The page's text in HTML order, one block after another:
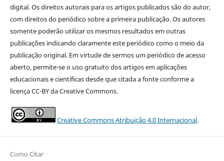
digital. Os direitos autorais para os artigos publicados são do autor,
com direitos do periódico sobre a primeira publicação. Os autores
somente poderão utilizar os mesmos resultados em outras
publicações indicando claramente este periódico como o meio da
publicação original. Em virtude de sermos um periódico de acesso
aberto, permite-se o uso gratuito dos artigos em aplicações
educacionais e científicas desde que citada a fonte conforme a
licença CC-BY da Creative Commons.
Creative Commons Atribuição 4.0 Internacional.
Como Citar